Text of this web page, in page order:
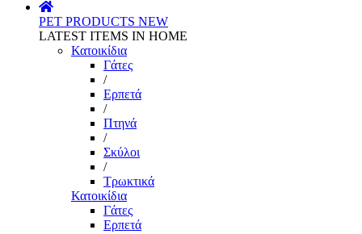
PET PRODUCTS NEW
LATEST ITEMS IN HOME
Κατοικίδια
Γάτες
/
Ερπετά
/
Πτηνά
/
Σκύλοι
/
Τρωκτικά
Κατοικίδια
Γάτες
Ερπετά